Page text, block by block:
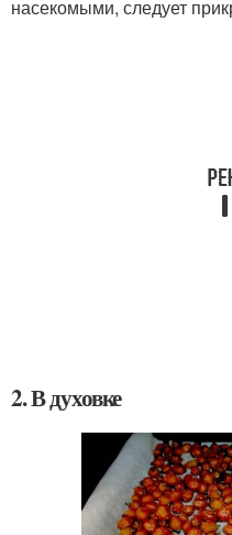
насекомыми, следует
2. В духовке